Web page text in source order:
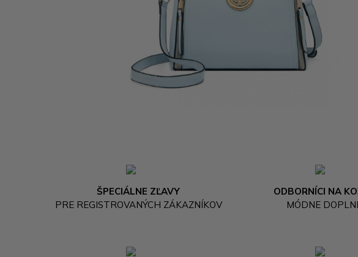
ŠPECIÁLNE ZĽAVY
PRE REGISTROVANÝCH ZÁKAZNÍKOV
ODBORNÍCI NA
MÓDNE